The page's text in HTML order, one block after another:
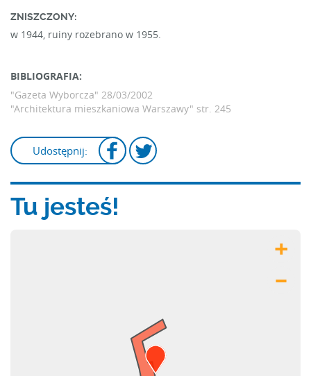
ZNISZCZONY:
w 1944, ruiny rozebrano w 1955.
BIBLIOGRAFIA:
"Gazeta Wyborcza" 28/03/2002
"Architektura mieszkaniowa Warszawy" str. 245
Udostępnij:
Tu jesteś!
+
–